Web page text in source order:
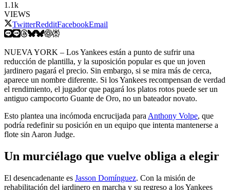
1.1k
VIEWS
TwitterRedditFacebookEmail
NUEVA YORK – Los Yankees están a punto de sufrir una
reducción de plantilla, y la suposición popular es que un joven
jardinero pagará el precio. Sin embargo, si se mira más de cerca,
aparece un nombre diferente. Si los Yankees recompensan de verdad
el rendimiento, el jugador que pagará los platos rotos puede ser un
antiguo campocorto Guante de Oro, no un bateador novato.
Esto plantea una incómoda encrucijada paraAnthony Volpe, que
podría redefinir su posición en un equipo que intenta mantenerse a
flote sin Aaron Judge.
Un murciélago que vuelve obliga a elegir
El desencadenante es Jasson Domínguez. Con la misión de
rehabilitación del jardinero en marcha y su regreso a los Yankees